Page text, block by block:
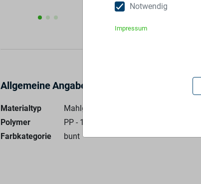
Allgemeine Angaben
Materialtyp
Mahlgut
Polymer
PP - 100%
Farbkategorie
bunt
Notwendig
Impressum